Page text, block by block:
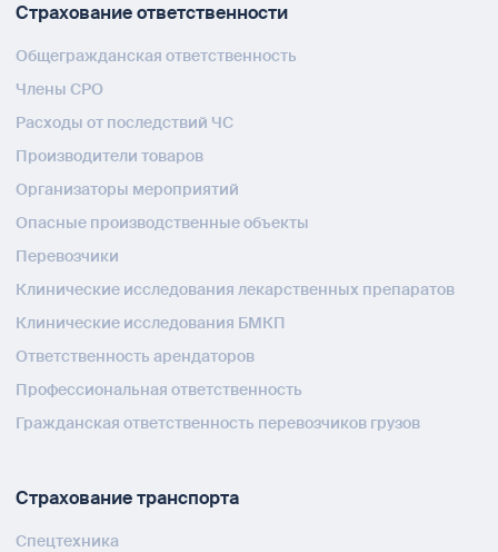
Страхование ответственности
Общегражданская ответственность
Члены СРО
Расходы от последствий ЧС
Производители товаров
Организаторы мероприятий
Опасные производственные объекты
Перевозчики
Клинические исследования лекарственных препаратов
Клинические исследования БМКП
Ответственность арендаторов
Профессиональная ответственность
Гражданская ответственность перевозчиков грузов
Страхование транспорта
Спецтехника